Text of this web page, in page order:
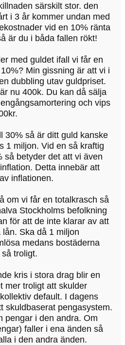
särskilt stor. den
i 3 år kommer undan med
vid en 10% ränta
är du i båda fallen rökt!
med guldet ifall vi får en
Min gissning är att vi i
dubbling utav guldpriset.
nu 400k. Du kan då sälja
och vips
30% så är ditt guld kanske
1 miljon. Vid en så kraftig
så betyder det att vi även
Detta innebär att
inflationen.
om vi får en totalkrasch så
Stockholms befolkning
för att de inte klarar av att
Ska då 1 miljon
medans bostäderna
troligt.
kris i stora drag blir en
mer troligt att skulder
default. I dagens
skuldbaserat pengasystem.
pengar i den andra. Om
faller i ena änden så
i den andra änden.